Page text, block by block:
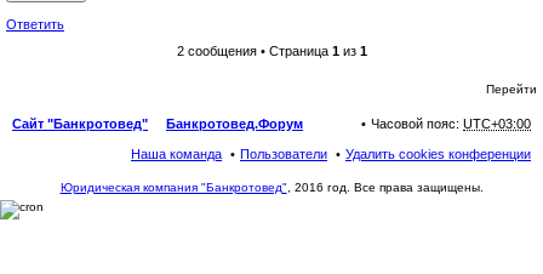
Ответить
2 сообщения • Страница 1из 1
Перейти
Сайт "Банкротовед" Банкротовед.Форум Часовой пояс: UTC+03:00
Удалить cookies конференции
Пользователи
Наша команда
Юридическая компания "Банкротовед", 2016 год. Все права защищены.